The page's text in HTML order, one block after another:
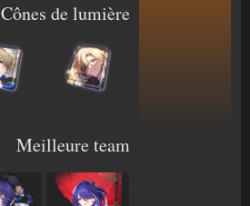
Cônes de lumière
Meilleure team